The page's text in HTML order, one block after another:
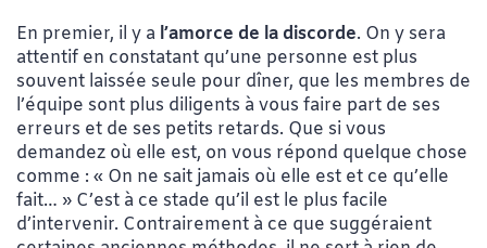
En premier, il y a l’amorce de la discorde. On y sera
attentif en constatant qu’une personne est plus
souvent laissée seule pour dîner, que les membres de
l’équipe sont plus diligents à vous faire part de ses
erreurs et de ses petits retards. Que si vous
demandez où elle est, on vous répond quelque chose
comme : « On ne sait jamais où elle est et ce qu’elle
fait… » C’est à ce stade qu’il est le plus facile
d’intervenir. Contrairement à ce que suggéraient